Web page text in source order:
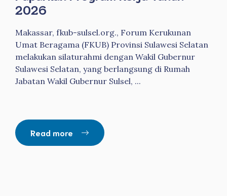
2026
Makassar, fkub-sulsel.org., Forum Kerukunan
Umat Beragama (FKUB) Provinsi Sulawesi Selatan
melakukan silaturahmi dengan Wakil Gubernur
Sulawesi Selatan, yang berlangsung di Rumah
Jabatan Wakil Gubernur Sulsel, ...
Read more